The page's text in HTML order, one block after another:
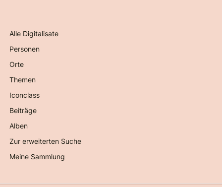
Alle Digitalisate
Personen
Orte
Themen
Iconclass
Beiträge
Alben
Zur erweiterten Suche
Meine Sammlung